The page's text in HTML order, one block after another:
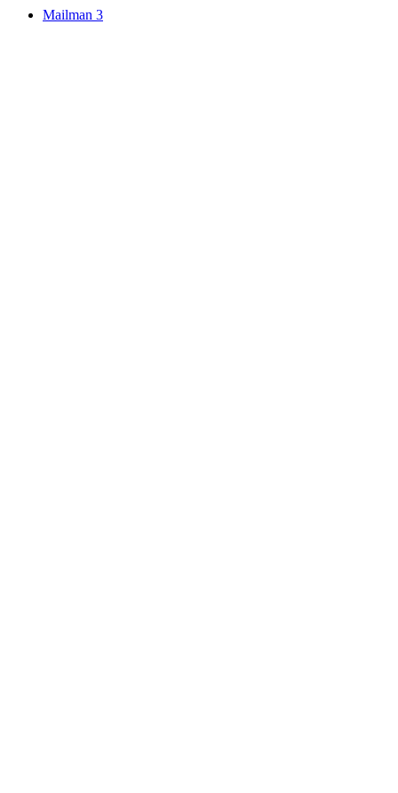
Mailman 3